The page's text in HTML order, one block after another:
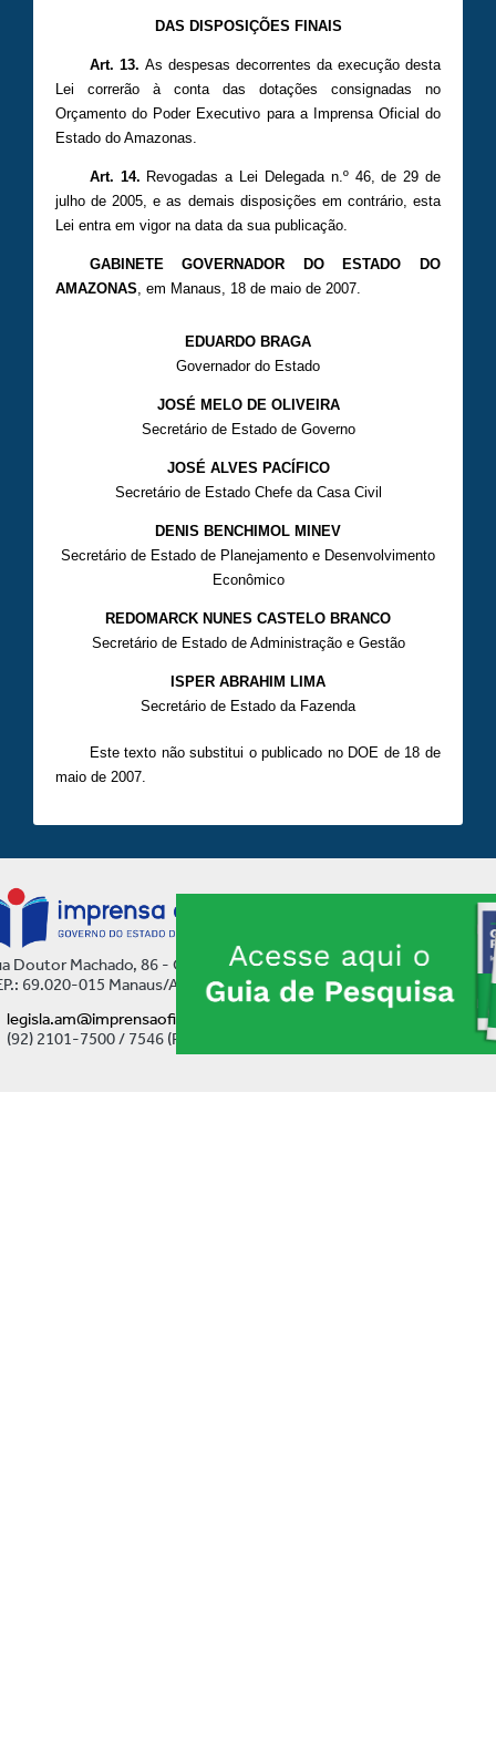
DAS DISPOSIÇÕES FINAIS
Art. 13. As despesas decorrentes da execução desta
Lei correrão à conta das dotações consignadas no
Orçamento do Poder Executivo para a Imprensa Oficial do
Estado do Amazonas.
Art. 14. Revogadas a Lei Delegada n.º 46, de 29 de
julho de 2005, e as demais disposições em contrário, esta
Lei entra em vigor na data da sua publicação.
GABINETE GOVERNADOR DO ESTADO DO
AMAZONAS , em Manaus, 18 de maio de 2007.
EDUARDO BRAGA
Governador do Estado
JOSÉ MELO DE OLIVEIRA
Secretário de Estado de Governo
JOSÉ ALVES PACÍFICO
Secretário de Estado Chefe da Casa Civil
DENIS BENCHIMOL MINEV
Secretário de Estado de Planejamento e Desenvolvimento
Econômico
REDOMARCK NUNES CASTELO BRANCO
Secretário de Estado de Administração e Gestão
ISPER ABRAHIM LIMA
Secretário de Estado da Fazenda
Este texto não substitui o publicado no DOE de 18 de
maio de 2007.
Doutor Machado, 86 - Centro
69.020-015 Manaus/AM
legisla.am@imprensaoficial.am.gov.br
(92) 2101-7500 / 7546 (Ramal)